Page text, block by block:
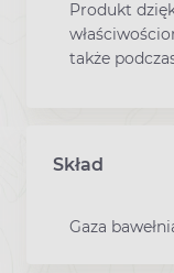
Produkt
także
Skład
Gaza